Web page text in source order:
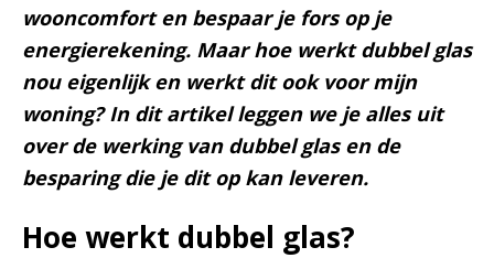
wooncomfort en bespaar je fors op je
energierekening. Maar hoe werkt dubbel glas
nou eigenlijk en werkt dit ook voor mijn
woning? In dit artikel leggen we je alles uit
over de werking van dubbel glas en de
besparing die je dit op kan leveren.
Hoe werkt dubbel glas?